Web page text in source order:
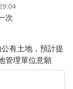
次
有土地，預計提
管理單位意願